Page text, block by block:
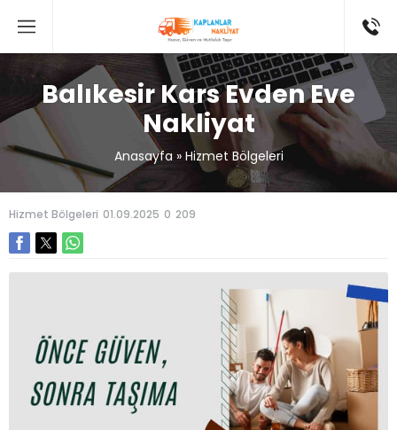
Balıkesir Kars Evden Eve
Nakliyat
Anasayfa» Hizmet Bölgeleri
Hizmet Bölgeleri 01.09.2025 0 209